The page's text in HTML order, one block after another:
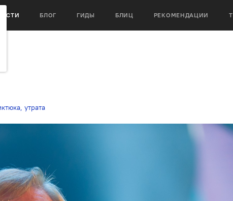
БЛОГ ГИДЫ БЛИЦ РЕКОМЕНДАЦИИ
, утрата